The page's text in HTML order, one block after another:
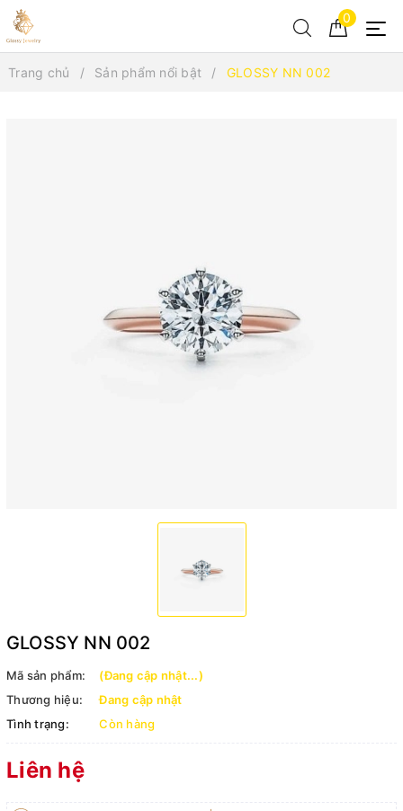
0
Trang chủ Sản phẩm nổi bật GLOSSY NN 002
GLOSSY NN 002
Mã sản phẩm:
(Đang cập nhật...)
Thương hiệu:
Đang cập nhật
Tình trạng:
Còn hàng
Liên hệ